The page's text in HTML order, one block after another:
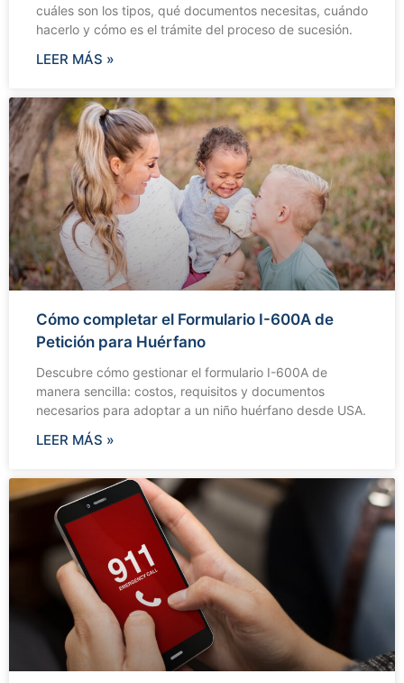
cuáles son los tipos, qué documentos necesitas, cuándo
hacerlo y cómo es el trámite del proceso de sucesión.
LEER MÁS »
Cómo completar el Formulario I-600A de
Petición para Huérfano
Descubre cómo gestionar el formulario I-600A de
manera sencilla: costos, requisitos y documentos
necesarios para adoptar a un niño huérfano desde USA.
LEER MÁS »